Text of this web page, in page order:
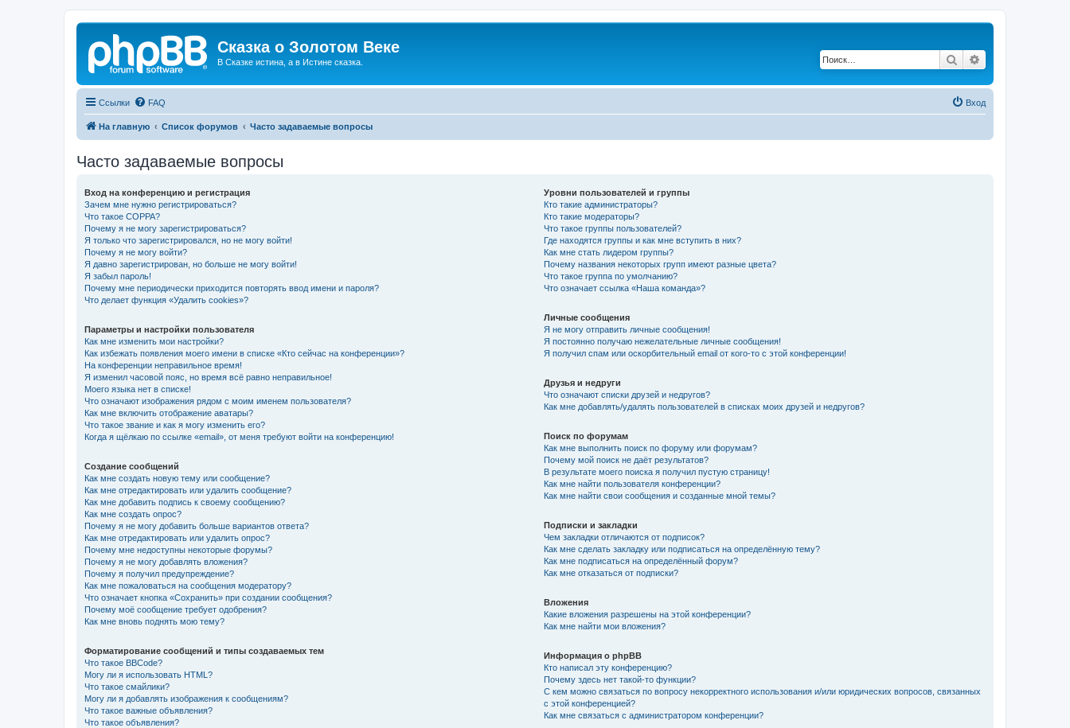
Сказка о Золотом Веке
В Сказке истина, а в Истине сказка. Поиск
Ссылки FAQ Вход
На главную Список форумов Часто задаваемые вопросы
Часто задаваемые вопросы
Вход на конференцию и регистрация
Зачем мне нужно регистрироваться?
Что такое COPPA?
Почему я не могу зарегистрироваться?
Я только что зарегистрировался, но не могу войти!
Почему я не могу войти?
Я давно зарегистрирован, но больше не могу войти!
Я забыл пароль!
Почему мне периодически приходится повторять ввод имени и пароля?
Что делает функция «Удалить cookies»?
Параметры и настройки пользователя
Как мне изменить мои настройки?
Как избежать появления моего имени в списке «Кто сейчас на конференции»?
На конференции неправильное время!
Я изменил часовой пояс, но время всё равно неправильное!
Моего языка нет в списке!
Что означают изображения рядом с моим именем пользователя?
Как мне включить отображение аватары?
Что такое звание и как я могу изменить его?
Когда я щёлкаю по ссылке «email», от меня требуют войти на конференцию!
Создание сообщений
Как мне создать новую тему или сообщение?
Как мне отредактировать или удалить сообщение?
Как мне добавить подпись к своему сообщению?
Как мне создать опрос?
Почему я не могу добавить больше вариантов ответа?
Как мне отредактировать или удалить опрос?
Почему мне недоступны некоторые форумы?
Почему я не могу добавлять вложения?
Почему я получил предупреждение?
Как мне пожаловаться на сообщения модератору?
Что означает кнопка «Сохранить» при создании сообщения?
Почему моё сообщение требует одобрения?
Как мне вновь поднять мою тему?
Форматирование сообщений и типы создаваемых тем
Что такое BBCode?
Могу ли я использовать HTML?
Что такое смайлики?
Могу ли я добавлять изображения к сообщениям?
Что такое важные объявления?
Что такое объявления?
Уровни пользователей и группы
Кто такие администраторы?
Кто такие модераторы?
Что такое группы пользователей?
Где находятся группы и как мне вступить в них?
Как мне стать лидером группы?
Почему названия некоторых групп имеют разные цвета?
Что такое группа по умолчанию?
Что означает ссылка «Наша команда»?
Личные сообщения
Я не могу отправить личные сообщения!
Я постоянно получаю нежелательные личные сообщения!
Я получил спам или оскорбительный email от кого-то с этой конференции!
Друзья и недруги
Что означают списки друзей и недругов?
Как мне добавлять/удалять пользователей в списках моих друзей и недругов?
Поиск по форумам
Как мне выполнить поиск по форуму или форумам?
Почему мой поиск не даёт результатов?
В результате моего поиска я получил пустую страницу!
Как мне найти пользователя конференции?
Как мне найти свои сообщения и созданные мной темы?
Подписки и закладки
Чем закладки отличаются от подписок?
Как мне сделать закладку или подписаться на определённую тему?
Как мне подписаться на определённый форум?
Как мне отказаться от подписки?
Вложения
Какие вложения разрешены на этой конференции?
Как мне найти мои вложения?
Информация о phpBB
Кто написал эту конференцию?
Почему здесь нет такой-то функции?
С кем можно связаться по вопросу некорректного использования и/или юридических вопросов, связанных
с этой конференцией?
Как мне связаться с администратором конференции?